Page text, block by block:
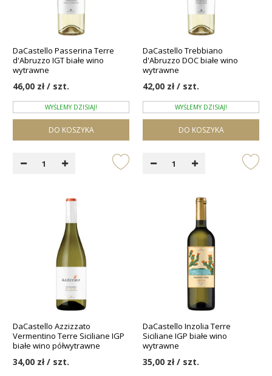
DaCastello Passerina Terre
d'Abruzzo IGT białe wino
wytrawne
46,00 zł / szt.
WYŚLEMY DZISIAJ!
DO KOSZYKA
DaCastello Trebbiano
d'Abruzzo DOC białe wino
wytrawne
42,00 zł / szt.
WYŚLEMY DZISIAJ!
DO KOSZYKA
DaCastello Azzizzato
Vermentino Terre Siciliane IGP
białe wino półwytrawne
34,00 zł / szt.
DaCastello Inzolia Terre
Siciliane IGP białe wino
wytrawne
35,00 zł / szt.